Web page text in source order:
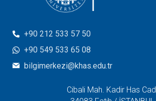
+90 212 533 57 50
+90 549 533 65 08
bilgimerkezi@khas.edu.tr
Cibali Mah. Kadir Has Cad.